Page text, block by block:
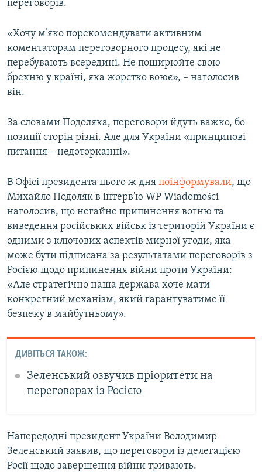
Усі сайти RFE/RL
переговорів.
«Хочу м’яко порекомендувати активним
коментаторам переговорного процесу, які не
перебувають всередині. Не поширюйте свою
брехню у країні, яка жорстко воює», – наголосив
він.
За словами Подоляка, переговори йдуть важко, бо
позиції сторін різні. Але для України «принципові
питання – недоторканні».
В Офісі президента цього ж дня поінформували, що
Михайло Подоляк в інтерв'ю WP Wiadomości
наголосив, що негайне припинення вогню та
виведення російських військ із територій України є
одними з ключових аспектів мирної угоди, яка
може бути підписана за результатами переговорів з
Росією щодо припинення війни проти України:
«Але стратегічно наша держава хоче мати
конкретний механізм, який гарантуватиме її
безпеку в майбутньому».
ДИВІТЬСЯ ТАКОЖ:
Зеленський озвучив пріоритети на
переговорах із Росією
Напередодні президент України Володимир
Зеленський заявив, що переговори із делегацією
Росії щодо завершення війни тривають.